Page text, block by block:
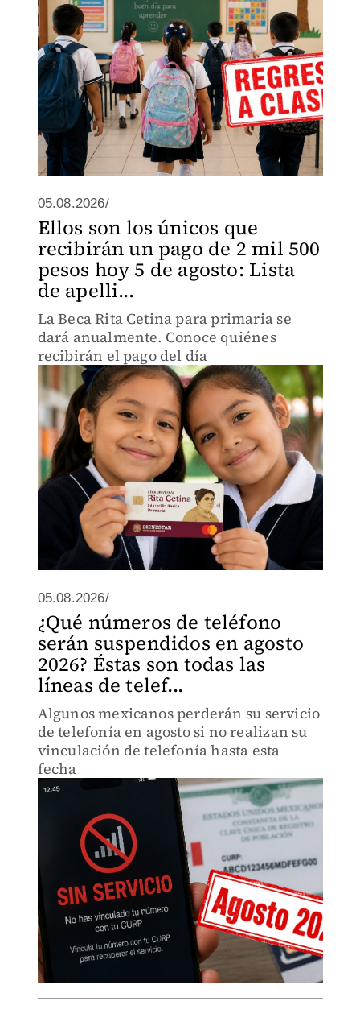
05.08.2026/
Ellos son los únicos que
recibirán un pago de 2 mil 500
pesos hoy 5 de agosto: Lista
de apelli...
La Beca Rita Cetina para primaria se
dará anualmente. Conoce quiénes
recibirán el pago del día
05.08.2026/
¿Qué números de teléfono
serán suspendidos en agosto
2026? Éstas son todas las
líneas de telef...
Algunos mexicanos perderán su servicio
de telefonía en agosto si no realizan su
vinculación de telefonía hasta esta
fecha